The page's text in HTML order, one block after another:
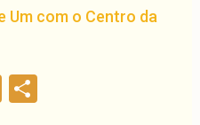
Um com o Centro da
Telegram